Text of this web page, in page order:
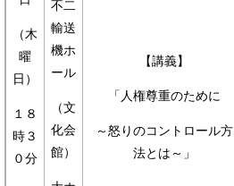
（木
曜
日）
１８
時３
０分
不二
輸送
機ホ
ール
（文
化会
館）
【講義】
「人権尊重のために
～怒りのコントロール方
法とは～」